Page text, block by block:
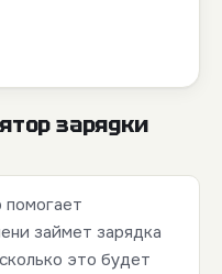
зарядки
помогает
займет зарядка
это будет